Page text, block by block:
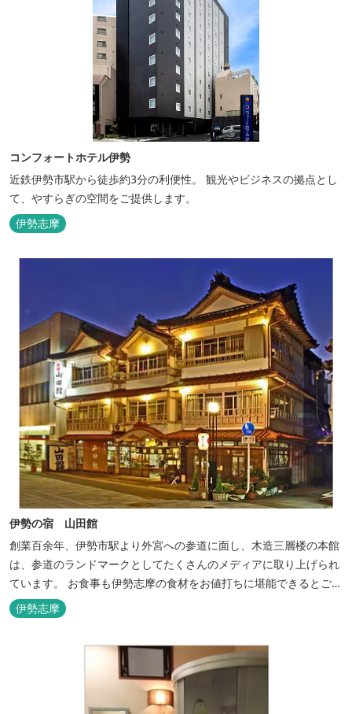
コンフォートホテル伊勢
近鉄伊勢市駅から徒歩約3分の利便性。 観光やビジネスの拠点とし
て、やすらぎの空間をご提供します。
伊勢志摩
伊勢の宿 山田館
創業百余年、伊勢市駅より外宮への参道に面し、木造三層楼の本館
は、参道のランドマークとしてたくさんのメディアに取り上げられ
ています。 お食事も伊勢志摩の食材をお値打ちに堪能できるとご好
評いただいています。
伊勢志摩